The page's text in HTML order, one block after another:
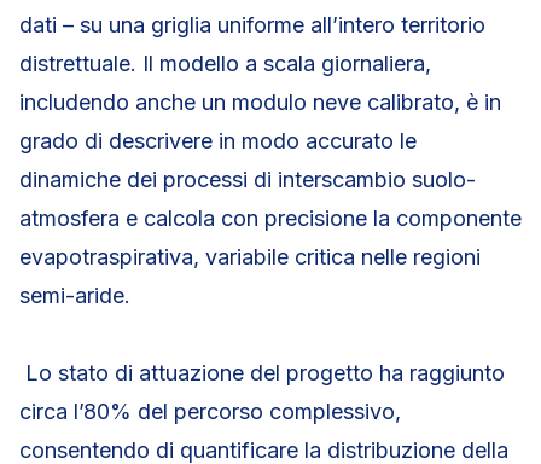
dati – su una griglia uniforme all’intero territorio
distrettuale. Il modello a scala giornaliera,
includendo anche un modulo neve calibrato, è in
grado di descrivere in modo accurato le
dinamiche dei processi di interscambio suolo-
atmosfera e calcola con precisione la componente
evapotraspirativa, variabile critica nelle regioni
semi-aride.
Lo stato di attuazione del progetto ha raggiunto
circa l’80% del percorso complessivo,
consentendo di quantificare la distribuzione della